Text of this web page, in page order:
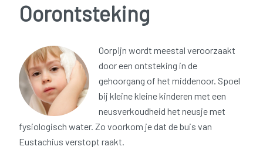
Oorontsteking
Oorpijn wordt meestal veroorzaakt
door een ontsteking in de
gehoorgang of het middenoor. Spoel
bij kleine kleine kinderen met een
neusverkoudheid het neusje met
fysiologisch water. Zo voorkom je dat de buis van
Eustachius verstopt raakt.